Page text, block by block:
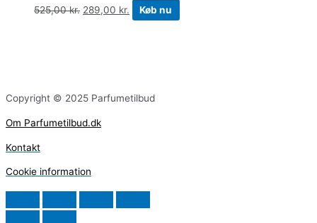
525,00kr. 289,00 kr. Køb nu
Copyright © 2025 Parfumetilbud
Om Parfumetilbud.dk
Kontakt
Cookie information